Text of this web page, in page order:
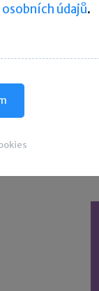
údajů.